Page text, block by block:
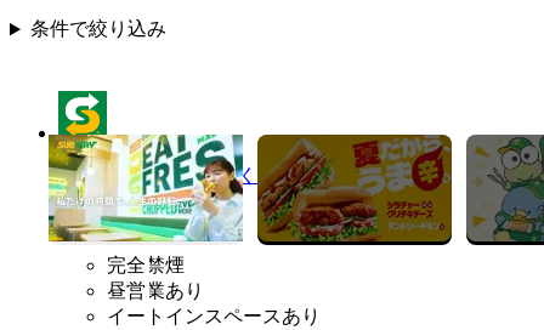
条件で絞り込み
サブウェイ 秋田いとく新国道店
営業終了
完全禁煙
昼営業あり
イートインスペースあり